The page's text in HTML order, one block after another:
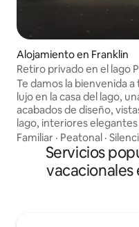
Alojamiento en Franklin
Retiro privado en el lago
escapadas de fin de
Te damos la bienvenida
lujo en la casa del lago,
acabados de diseño,
lago, interiores
finales cuidados en cada
Ideal para escapadas
de semana entre amigas,
familiares pequeñas,
Familiar · Peatonal ·
Servicios
vacacionales